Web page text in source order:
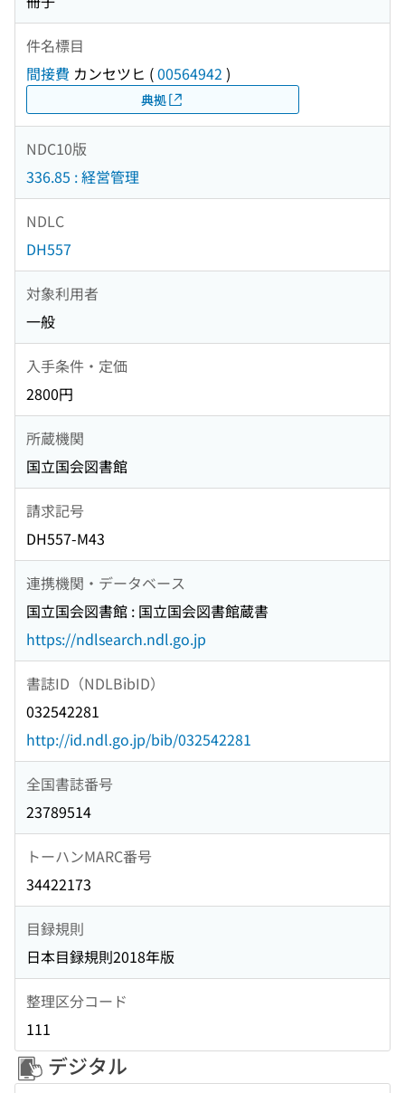
件名標目
間接費 カンセツヒ (00564942 )
典拠
NDC10版
336.85 : 経営管理
NDLC
DH557
対象利用者
一般
入手条件・定価
2800円
所蔵機関
国立国会図書館
請求記号
DH557-M43
連携機関・データベース
国立国会図書館 : 国立国会図書館蔵書
https://ndlsearch.ndl.go.jp
書誌ID（NDLBibID）
032542281
http://id.ndl.go.jp/bib/032542281
全国書誌番号
23789514
トーハンMARC番号
34422173
目録規則
日本目録規則2018年版
整理区分コード
111
デジタル